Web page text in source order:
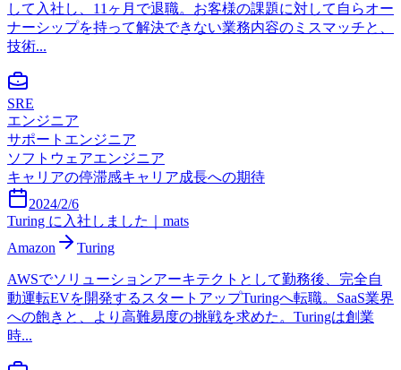
して入社し、11ヶ月で退職。お客様の課題に対して自らオー
ナーシップを持って解決できない業務内容のミスマッチと、
技術...
SRE
エンジニア
サポートエンジニア
ソフトウェアエンジニア
キャリアの停滞感キャリア成長への期待
2024/2/6
Turing に入社しました｜mats
Amazon
Turing
AWSでソリューションアーキテクトとして勤務後、完全自
動運転EVを開発するスタートアップTuringへ転職。SaaS業界
への飽きと、より高難易度の挑戦を求めた。Turingは創業
時...